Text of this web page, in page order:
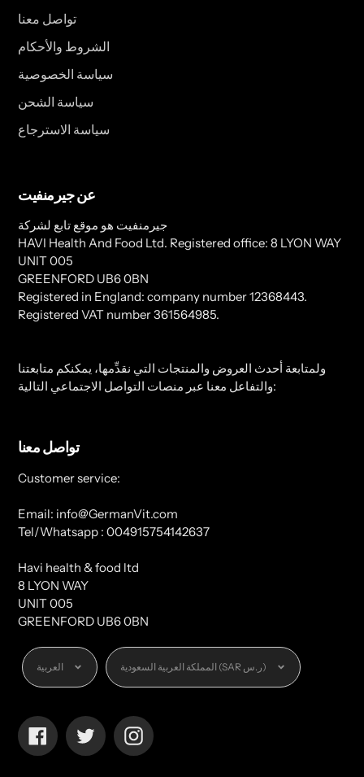
تواصل معنا
الشروط والأحكام
سياسة الخصوصية
سياسة الشحن
سياسة الاسترجاع
عن جيرمنفيت
جيرمنفيت هو موقع تابع لشركة
HAVI Health And Food Ltd. Registered office: 8 LYON WAY
UNIT 005
GREENFORD UB6 0BN
Registered in England: company number 12368443.
Registered VAT number 361564985.
ولمتابعة أحدث العروض والمنتجات التي نقدِّمها، يمكنكم متابعتنا
والتفاعل معنا عبر منصات التواصل الاجتماعي التالية:
تواصل معنا
Customer service:
Email: info@GermanVit.com
Tel/Whatsapp : 004915754142637
Havi health & food ltd
8 LYON WAY
UNIT 005
GREENFORD UB6 0BN
اللغة
العربية العملة المملكة العربية السعودية (SAR ر.س)
FacebookTwitterInstagram